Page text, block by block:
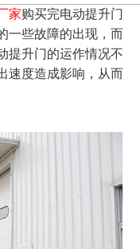
家购买完电动提升门
一些故障的出现，而
提升门的运作情况不
速度造成影响，从而